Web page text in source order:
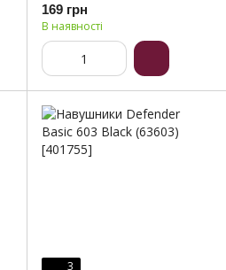
169 грн
В наявності
3